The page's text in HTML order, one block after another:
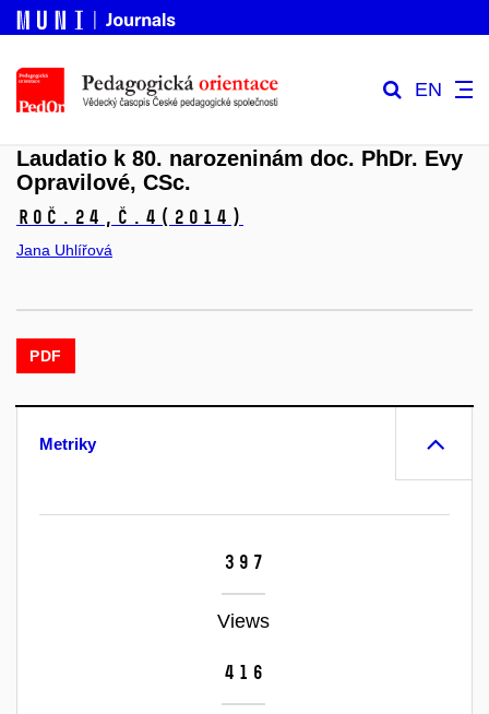
EN
Laudatio k 80. narozeninám doc. PhDr. Evy
Opravilové, CSc.
Roč.24, č.4 (2014)
Jana Uhlířová
PDF
Metriky
397
Views
416